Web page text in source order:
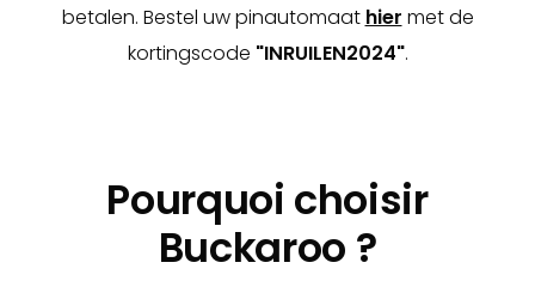
betalen. Bestel uw pinautomaat hier met de
kortingscode "INRUILEN2024".
Pourquoi choisir
Buckaroo ?